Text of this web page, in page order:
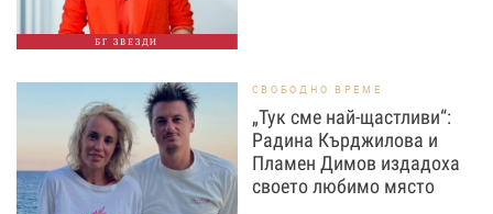
БГ ЗВЕЗДИ
СВОБОДНО ВРЕМЕ
„Тук сме най-щастливи“:
Радина Кърджилова и
Пламен Димов издадоха
своето любимо място